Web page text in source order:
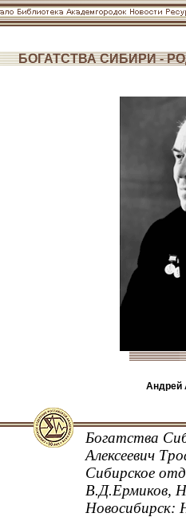
БОГАТСТВА СИБИРИ -
Андрей
Богатства
Алексеевич
Сибирское
В.Д.Ермиков,
Новосибирск: